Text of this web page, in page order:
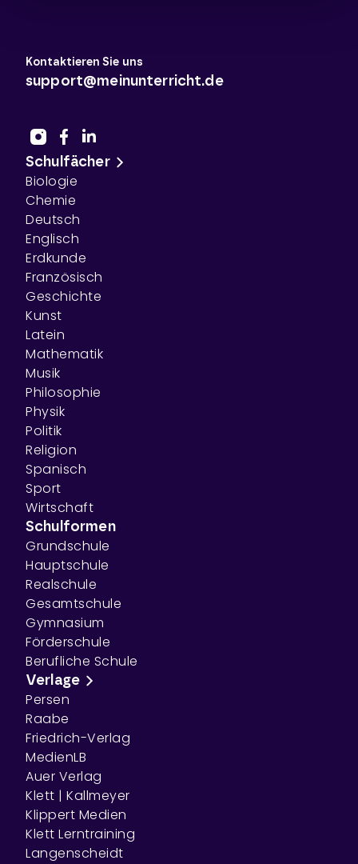
Kontaktieren Sie uns
support@meinunterricht.de
Schulfächer
Biologie
Chemie
Deutsch
Englisch
Erdkunde
Französisch
Geschichte
Kunst
Latein
Mathematik
Musik
Philosophie
Physik
Politik
Religion
Spanisch
Sport
Wirtschaft
Schulformen
Grundschule
Hauptschule
Realschule
Gesamtschule
Gymnasium
Förderschule
Berufliche Schule
Verlage
Persen
Raabe
Friedrich-Verlag
MedienLB
Auer Verlag
Klett | Kallmeyer
Klippert Medien
Klett Lerntraining
Langenscheidt